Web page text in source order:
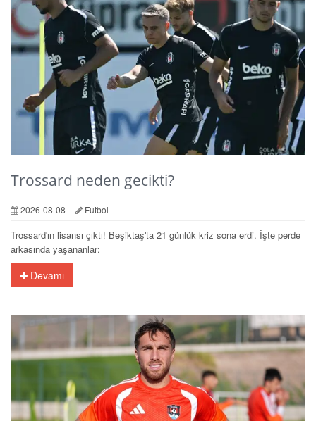
Trossard neden gecikti?
2026-08-08 Futbol
Trossard'ın lisansı çıktı! Beşiktaş'ta 21 günlük kriz sona erdi. İşte perde
arkasında yaşananlar:
Devamı